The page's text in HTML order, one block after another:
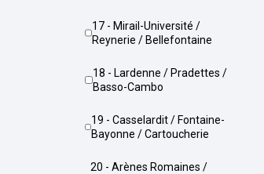
17 - Mirail-Université /
Reynerie / Bellefontaine
18 - Lardenne / Pradettes /
Basso-Cambo
19 - Casselardit / Fontaine-
Bayonne / Cartoucherie
20 - Arènes Romaines /